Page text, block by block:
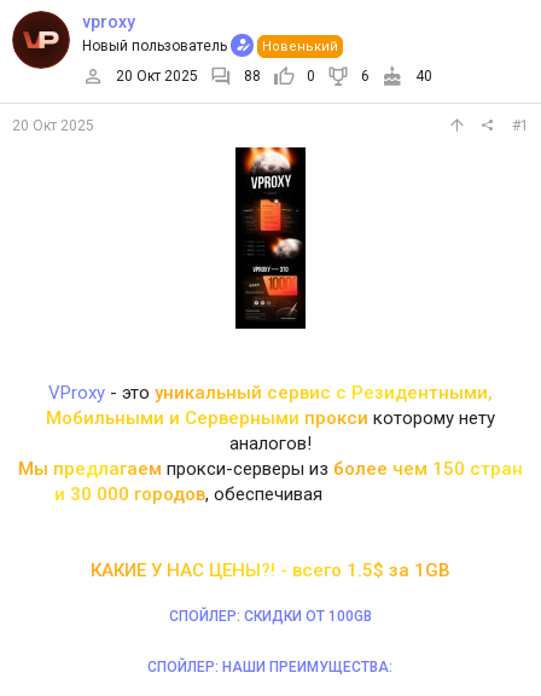
ы
л
а
vproxy
Новый пользователь Новенький
20 Окт 2025 88 0 6 40
20 Окт 2025 #1
VProxy - это уникальный сервис с Резидентными,
Мобильными и Серверными прокси которому нету
аналогов!
Мы предлагаем прокси-серверы из более чем 150 стран
и 30 000 городов, обеспечивая
КАКИЕ У НАС ЦЕНЫ?! - всего 1 .5$ за 1 GB
СПОЙЛЕР: СКИДКИ ОТ 100GB
СПОЙЛЕР: НАШИ ПРЕИМУЩЕСТВА: